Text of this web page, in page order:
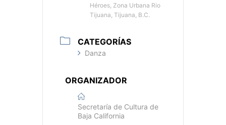
Héroes, Zona Urbana Rio
Tijuana, Tijuana, B.C.
CATEGORÍAS
Danza
ORGANIZADOR
Secretaría de Cultura de
Baja California